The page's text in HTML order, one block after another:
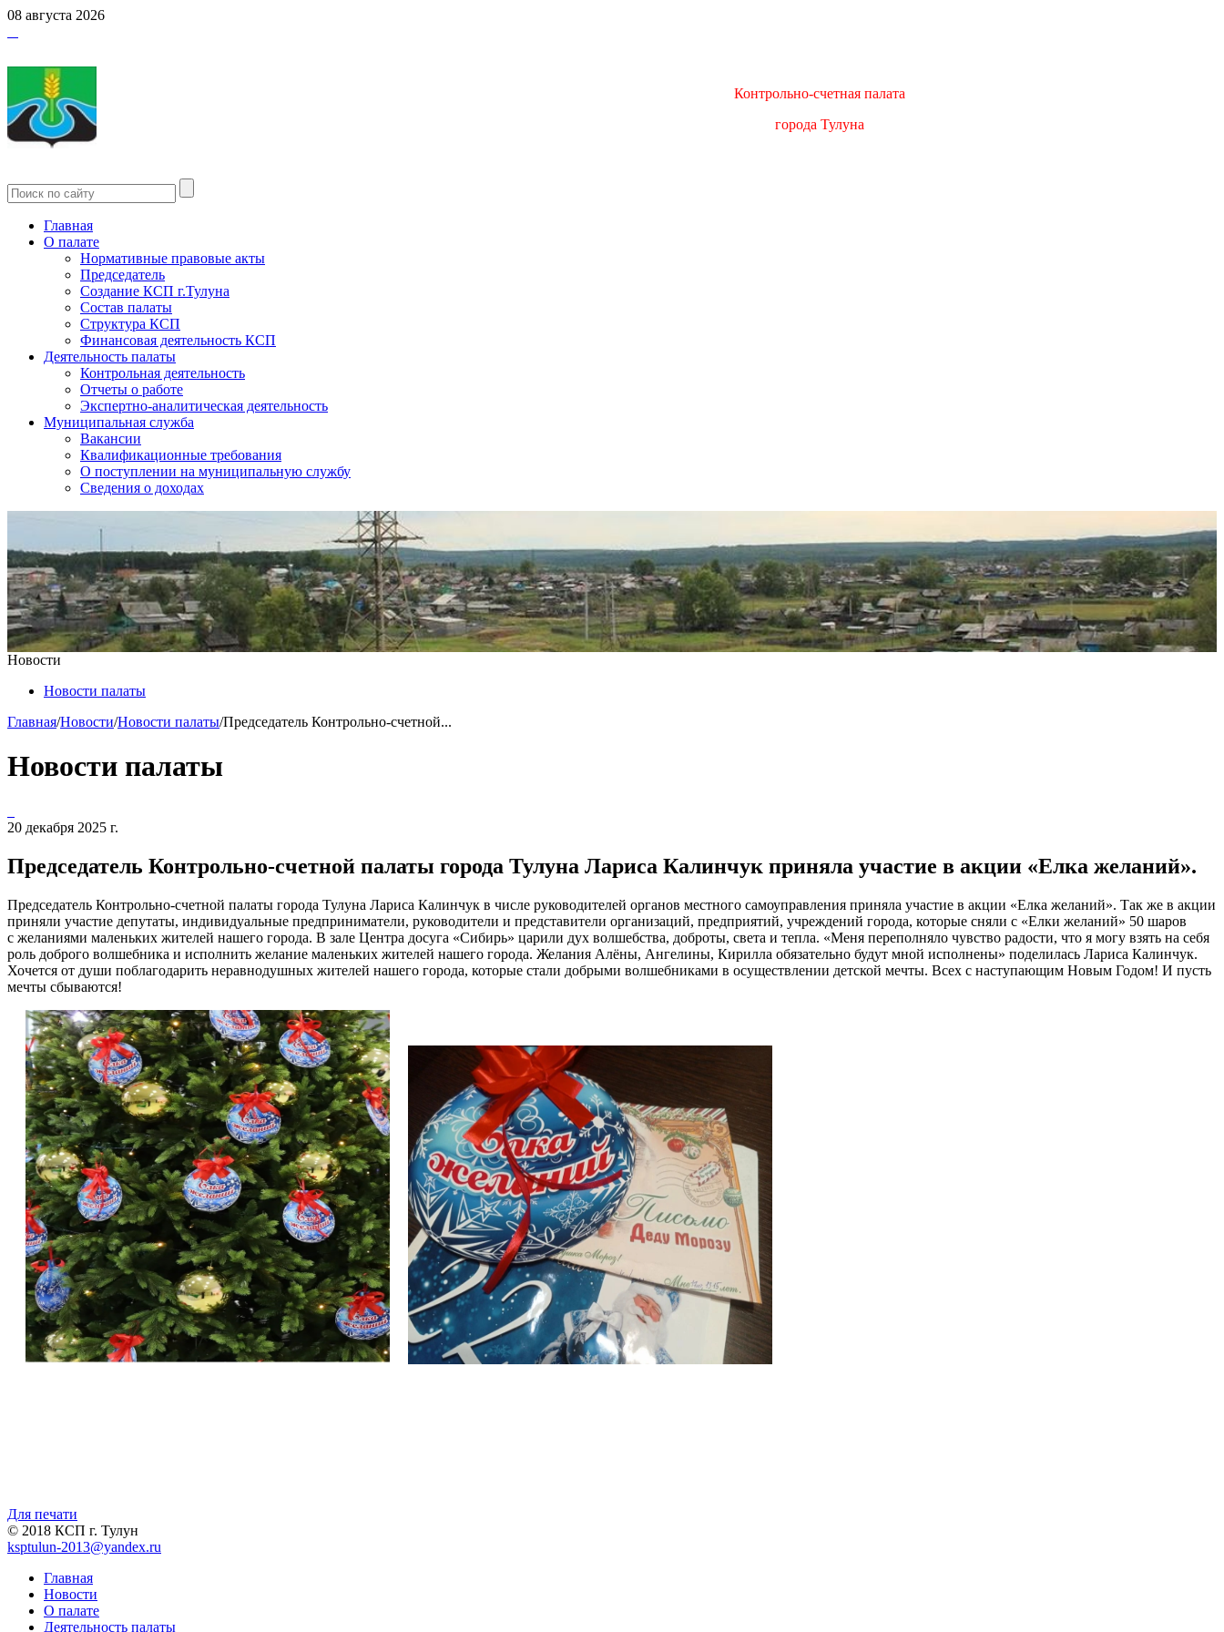
08 августа 2026
Контрольно-счетная палата
города Тулуна
Главная
О палате
Нормативные правовые акты
Председатель
Создание КСП г.Тулуна
Состав палаты
Структура КСП
Финансовая деятельность КСП
Деятельность палаты
Контрольная деятельность
Отчеты о работе
Экспертно-аналитическая деятельность
Муниципальная служба
Вакансии
Квалификационные требования
О поступлении на муниципальную службу
Сведения о доходах
Новости
Новости палаты
Главная/Новости/Новости палаты/Председатель Контрольно-счетной...
Новости палаты
20 декабря 2025 г.
Председатель Контрольно-счетной палаты города Тулуна Лариса Калинчук приняла участие в акции «Елка желаний».
Председатель Контрольно-счетной палаты города Тулуна Лариса Калинчук в числе руководителей органов местного самоуправления приняла участие в акции «Елка желаний». Так же в акции
приняли участие депутаты, индивидуальные предприниматели, руководители и представители организаций, предприятий, учреждений города, которые сняли с «Елки желаний» 50 шаров
с желаниями маленьких жителей нашего города. В зале Центра досуга «Сибирь» царили дух волшебства, доброты, света и тепла. «Меня переполняло чувство радости, что я могу взять на себя
роль доброго волшебника и исполнить желание маленьких жителей нашего города. Желания Алёны, Ангелины, Кирилла обязательно будут мной исполнены» поделилась Лариса Калинчук.
Хочется от души поблагодарить неравнодушных жителей нашего города, которые стали добрыми волшебниками в осуществлении детской мечты. Всех с наступающим Новым Годом! И пусть
мечты сбываются!
Для печати
© 2018 КСП г. Тулун
ksptulun-2013@yandex.ru
Главная
Новости
О палате
Деятельность палаты